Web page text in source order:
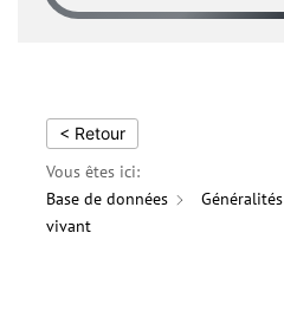
< Retour
Vous êtes ici:
Base de données
Généralités
vivant